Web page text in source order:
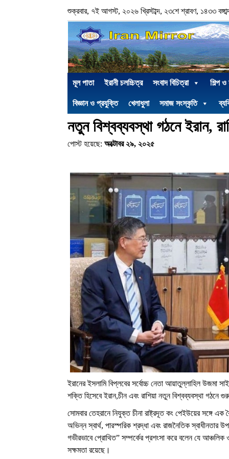
শুক্রবার, ৭ই আগস্ট, ২০২৬ খ্রিস্টাব্দ, ২৩শে শ্রাবণ, ১৪৩৩
মূল পাতা ইরানী চলচ্চিত্র সংবাদ বিচিত্রা শিল্প ও
বিজ্ঞান ও প্রযুক্তি খেলাধুলা সমাজ সংস্কৃতি
নতুন বিশ্বব্যবস্থা গঠনে ইরান,
পোস্ট হয়েছে: অক্টোবর ২৯, ২০২৫
ইরানের ইসলামি বিপ্লবের সর্বোচ্চ নেতা আয়াতুল্লাহিল উজমা
শক্তি হিসেবে ইরান,চীন এবং রাশিয়া নতুন বিশ্বব্যবস্থা গঠনে
সোমবার তেহরানে নিযুক্ত চীনা রাষ্ট্রদূত কং পেইউয়ের সঙ্গে
অভিন্ন স্বার্থ, পারস্পরিক শ্রদ্ধা এবং রাজনৈতিক
গভীরভাবে প্রোথিত” সম্পর্কের প্রশংসা করে বলেন যে
সক্ষমতা রয়েছে।